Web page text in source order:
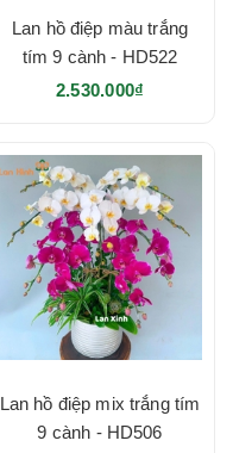
Lan hồ điệp màu trắng
tím 9 cành - HD522
2.530.000₫
Lan hồ điệp mix trắng tím
9 cành - HD506